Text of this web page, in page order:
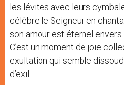
les lévites avec leurs
célèbre le Seigneur en
son amour est éternel envers
C’est un moment de joie
exultation qui semble
d’exil.